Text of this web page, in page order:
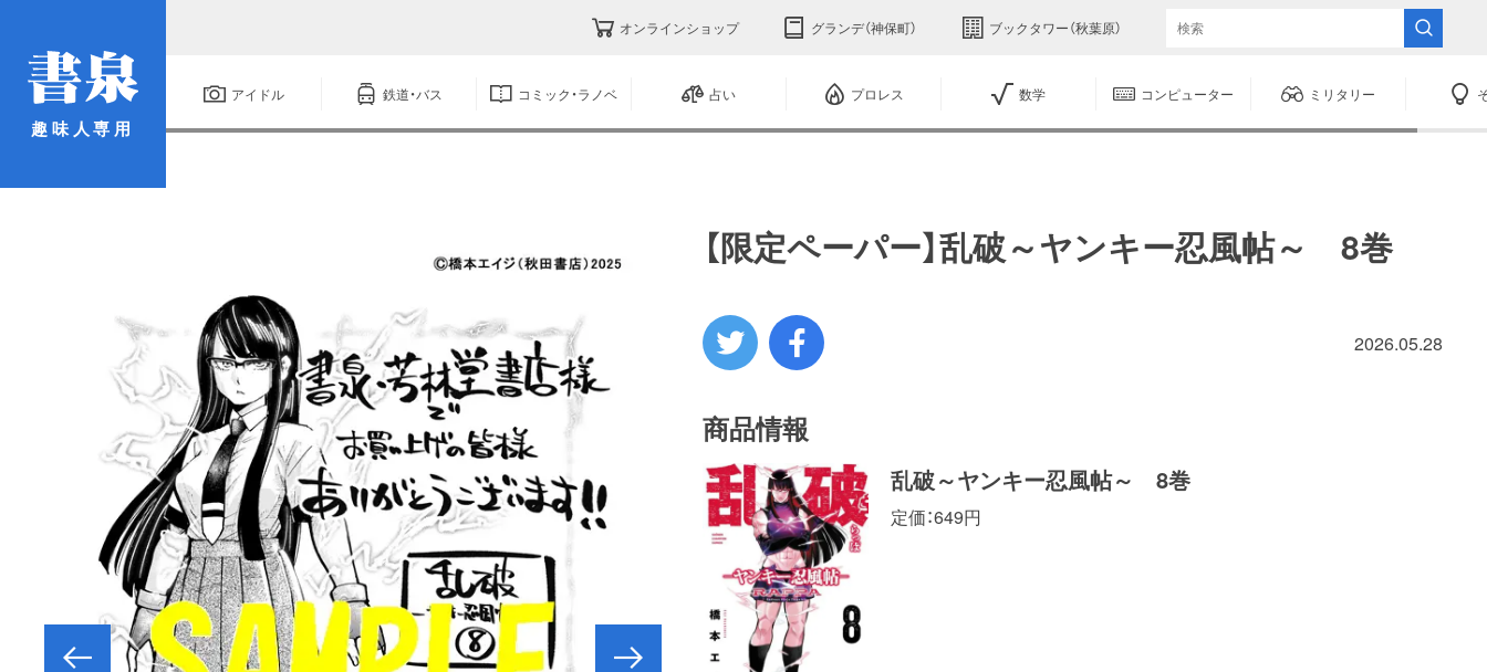
趣味人専用
オンラインショップ グランデ（神保町） ブックタワー（秋葉原）
アイドル 鉄道・バス コミック・ラノベ 占い プロレス 数学 コンピューター ミリタリー
【限定ペーパー】乱破～ヤンキー忍風帖～ 8巻
2026.05.28
商品情報
乱破～ヤンキー忍風帖～ 8巻
定価：649円